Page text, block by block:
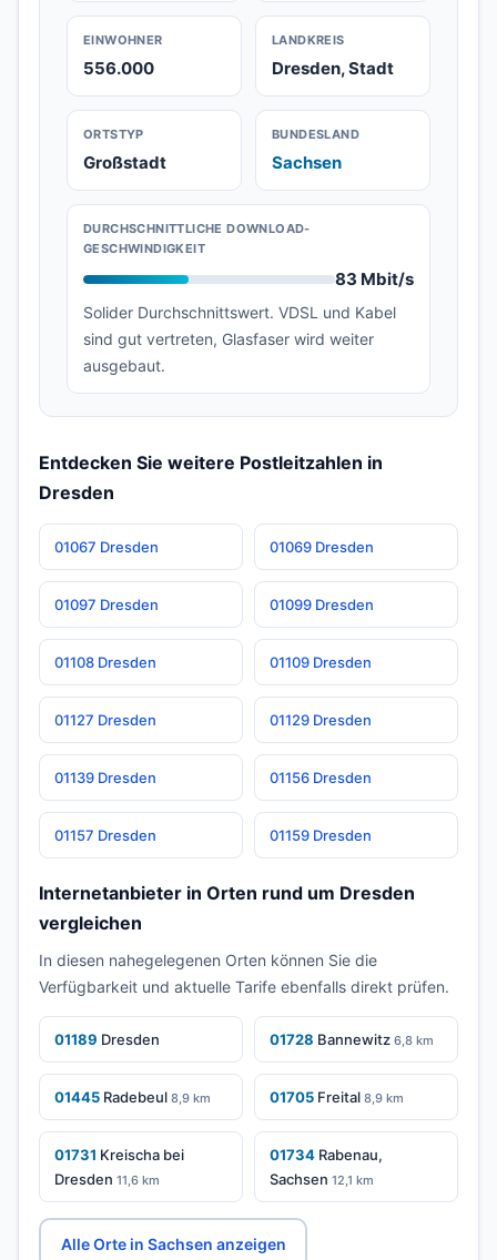
EINWOHNER
556.000
LANDKREIS
Dresden, Stadt
ORTSTYP
Großstadt
BUNDESLAND
Sachsen
DURCHSCHNITTLICHE DOWNLOAD-
GESCHWINDIGKEIT
83 Mbit/s
Solider Durchschnittswert. VDSL und Kabel
sind gut vertreten, Glasfaser wird weiter
ausgebaut.
Entdecken Sie weitere Postleitzahlen in
Dresden
01067 Dresden 01069 Dresden
01097 Dresden 01099 Dresden
01108 Dresden 01109 Dresden
01127 Dresden 01129 Dresden
01139 Dresden 01156 Dresden
01157 Dresden 01159 Dresden
Internetanbieter in Orten rund um Dresden
vergleichen
In diesen nahegelegenen Orten können Sie die
Verfügbarkeit und aktuelle Tarife ebenfalls direkt prüfen.
01189 Dresden 01728 Bannewitz 6,8 km
01445 Radebeul 8,9 km 01705 Freital 8,9 km
01731 Kreischa bei
Dresden 11,6 km
01734 Rabenau,
Sachsen 12,1 km
Alle Orte in Sachsen anzeigen